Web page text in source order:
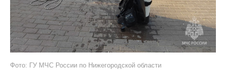
Фото: ГУ МЧС России по Нижегородской области